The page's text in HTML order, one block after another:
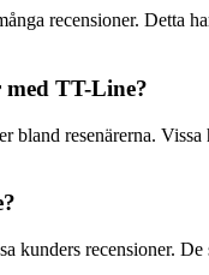
recensioner. Detta
med TT-Line?
resenärerna.
recensioner.